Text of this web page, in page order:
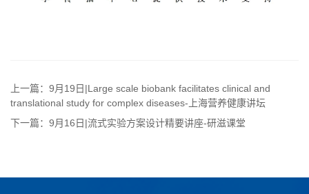
上一篇：9月19日|Large scale biobank facilitates clinical and
translational study for complex diseases-上海营养健康讲坛
下一篇：9月16日|流式实验方案设计精要讲座-研滋课堂